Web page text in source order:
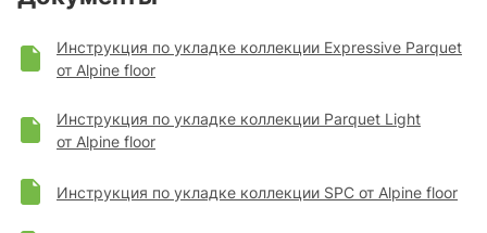
Инструкция по укладке коллекции Expressive Parquet
от Alpine floor
Инструкция по укладке коллекции Parquet Light
от Alpine floor
Инструкция по укладке коллекции SPC от Alpine floor